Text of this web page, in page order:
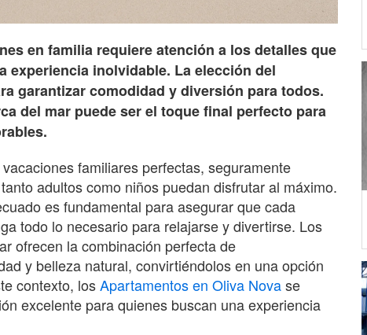
en familia requiere atención a los detalles que
experiencia inolvidable. La elección del
garantizar comodidad y diversión para todos.
del mar puede ser el toque final perfecto para
familiares perfectas, seguramente
adultos como niños puedan disfrutar al máximo.
es fundamental para asegurar que cada
todo lo necesario para relajarse y divertirse. Los
ofrecen la combinación perfecta de
y belleza natural, convirtiéndolos en una opción
contexto, losApartamentos en Oliva Novase
excelente para quienes buscan una experiencia